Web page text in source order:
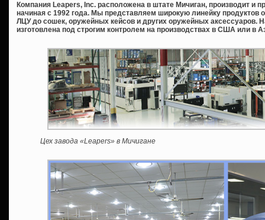
Компания Leapers, Inc. расположена в штате Мичиган, производит и
начиная с 1992 года. Мы представляем широкую линейку продуктов
ЛЦУ до сошек, оружейных кейсов и других оружейных аксессуаров.
изготовлена под строгим контролем на производствах в США или в
Цех завода «Leapers» в Мичигане